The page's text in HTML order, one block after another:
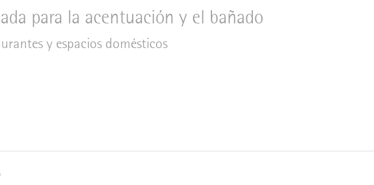
para la acentuación y el bañado
y espacios domésticos